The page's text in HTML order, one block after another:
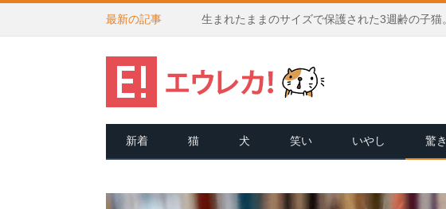
最新の記事
新着 猫 犬 笑い いやし 驚き